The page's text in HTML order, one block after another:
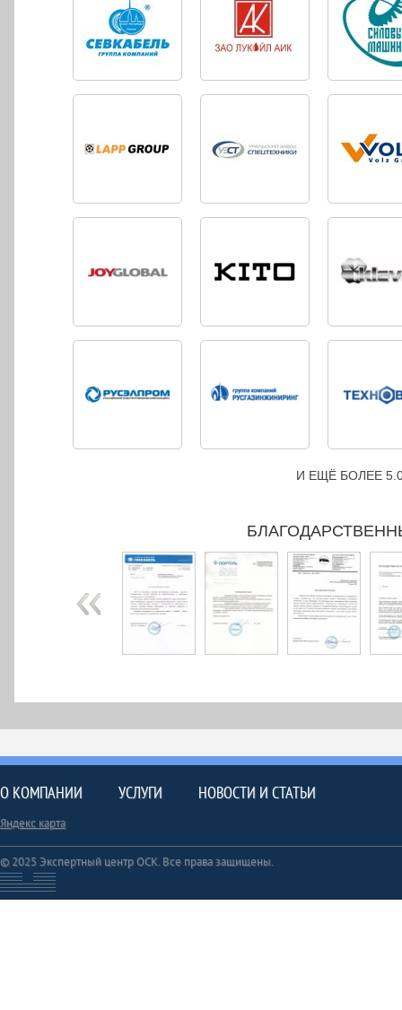
И ЕЩЁ БОЛЕЕ
О КОМПАНИИ УСЛУГИ НОВОСТИ И СТАТЬИ
Яндекс карта
© 2025 Экспертный центр ОСК. Все права защищены.